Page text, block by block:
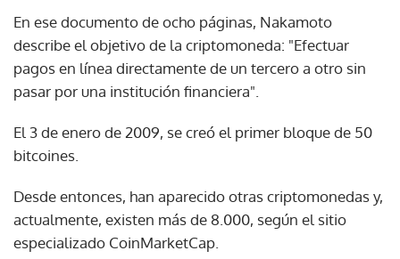
En ese documento de ocho páginas, Nakamoto
describe el objetivo de la criptomoneda: "Efectuar
pagos en línea directamente de un tercero a otro sin
pasar por una institución financiera".
El 3 de enero de 2009, se creó el primer bloque de 50
bitcoines.
Desde entonces, han aparecido otras criptomonedas y,
actualmente, existen más de 8.000, según el sitio
especializado CoinMarketCap.